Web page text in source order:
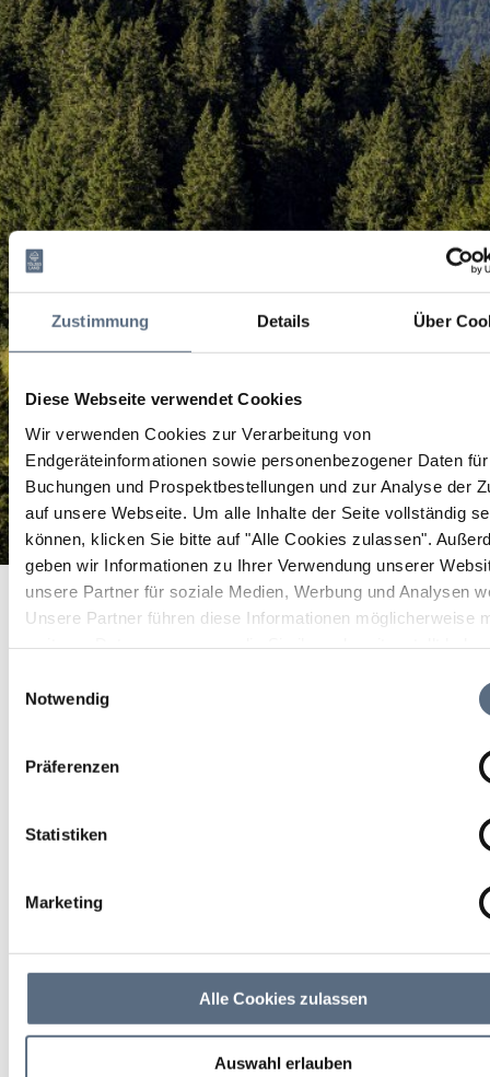
Zustimmung Details Über
Diese Webseite verwendet Cookies
Wir verwenden Cookies zur Verarbeitung von
Endgeräteinformationen sowie personenbezogener Daten
Buchungen und Prospektbestellungen und zur Analyse der
auf unsere Webseite. Um alle Inhalte der Seite vollständig
können, klicken Sie bitte auf "Alle Cookies zulassen".
geben wir Informationen zu Ihrer Verwendung unserer
unsere Partner für soziale Medien, Werbung und Analysen
Unsere Partner führen diese Informationen möglicherweise
Notwendig
Präferenzen
Statistiken
Marketing
Alle Cookies zulassen
Auswahl erlauben
Alpenwarmbad Benediktbeuern
Startseite Alpenwarmbad Benediktbeuern
Alpenwarmbad
Benediktbeuern
und Kinderplanschbecken am Fuße der Alpen